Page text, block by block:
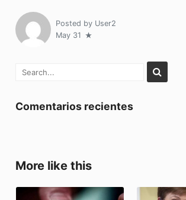
Posted by User2
May 31
Comentarios recientes
More like this